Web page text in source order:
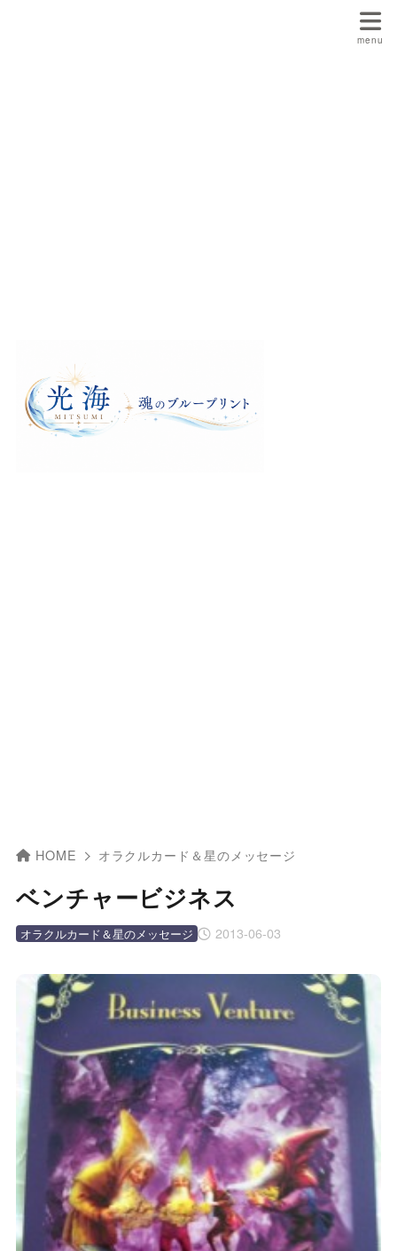
HOME オラクルカード＆星のメッセージ
ベンチャービジネス
2013-06-03
オラクルカード＆星のメッセージ